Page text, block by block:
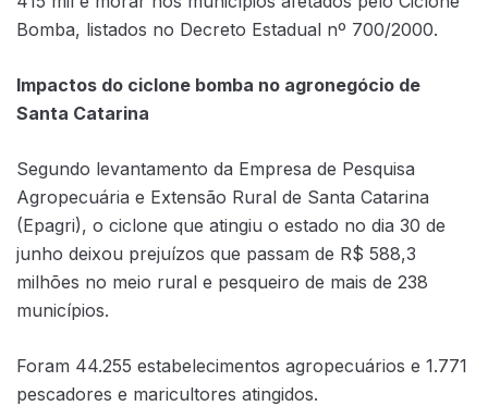
Bomba, listados no Decreto Estadual nº 700/2000.
Impactos do ciclone bomba no agronegócio de
Santa Catarina
Segundo levantamento da Empresa de Pesquisa
Agropecuária e Extensão Rural de Santa Catarina
(Epagri), o ciclone que atingiu o estado no dia 30 de
junho deixou prejuízos que passam de R$ 588,3
milhões no meio rural e pesqueiro de mais de 238
municípios.
Foram 44.255 estabelecimentos agropecuários e 1.771
pescadores e maricultores atingidos.